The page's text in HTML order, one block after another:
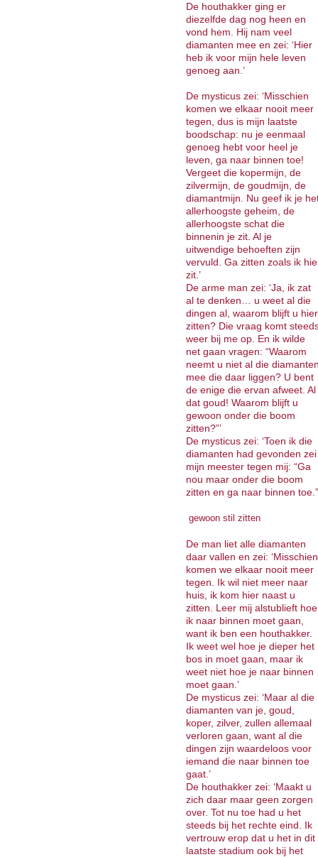
De houthakker ging er
diezelfde dag nog heen en
vond hem. Hij nam veel
diamanten mee en zei: ‘Hier
heb ik voor mijn hele leven
genoeg aan.’
De mysticus zei: ‘Misschien
komen we elkaar nooit meer
tegen, dus is mijn laatste
boodschap: nu je eenmaal
genoeg hebt voor heel je
leven, ga naar binnen toe!
Vergeet die kopermijn, de
zilvermijn, de goudmijn, de
diamantmijn. Nu geef ik je
allerhoogste geheim, de
allerhoogste schat die
binnenin je zit. Al je
uitwendige behoeften zijn
vervuld. Ga zitten zoals ik
zit.’
De arme man zei: ‘Ja, ik zat
al te denken… u weet al die
dingen al, waarom blijft u hier
zitten? Die vraag komt
weer bij me op. En ik wilde
net gaan vragen: “Waarom
neemt u niet al die
mee die daar liggen? U bent
de enige die ervan afweet. Al
dat goud! Waarom blijft u
gewoon onder die boom
zitten?”’
De mysticus zei: ‘Toen ik die
diamanten had gevonden zei
mijn meester tegen mij: “Ga
nou maar onder die boom
zitten en ga naar binnen
gewoon stil zitten
De man liet alle diamanten
daar vallen en zei: ‘Misschien
komen we elkaar nooit meer
tegen. Ik wil niet meer naar
huis, ik kom hier naast u
zitten. Leer mij alstublieft hoe
ik naar binnen moet gaan,
want ik ben een houthakker.
Ik weet wel hoe je dieper het
bos in moet gaan, maar ik
weet niet hoe je naar binnen
moet gaan.’
De mysticus zei: ‘Maar al die
diamanten van je, goud,
koper, zilver, zullen allemaal
verloren gaan, want al die
dingen zijn waardeloos voor
iemand die naar binnen toe
gaat.’
De houthakker zei: ‘Maakt u
zich daar maar geen zorgen
over. Tot nu toe had u het
steeds bij het rechte eind. Ik
vertrouw erop dat u het in dit
laatste stadium ook bij het